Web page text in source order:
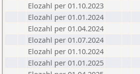
Elozahl per 01.10.2023
Elozahl per 01.01.2024
Elozahl per 01.04.2024
Elozahl per 01.07.2024
Elozahl per 01.10.2024
Elozahl per 01.01.2025